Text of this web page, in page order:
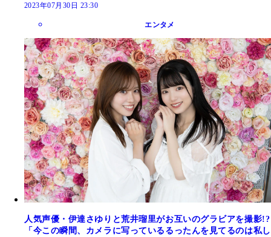
2023年07月30日 23:30
エンタメ
人気声優・伊達さゆりと荒井瑠里がお互いのグラビアを撮影!?
「今この瞬間、カメラに写っているるったんを見てるのは私し